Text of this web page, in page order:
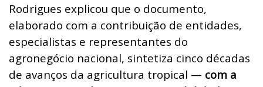
Rodrigues explicou que o documento,
elaborado com a contribuição de entidades,
especialistas e representantes do
agronegócio nacional, sintetiza cinco décadas
de avanços da agricultura tropical — com a